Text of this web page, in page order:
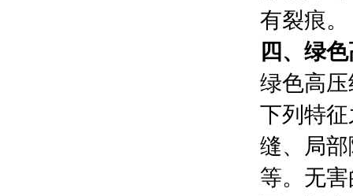
有裂痕。
四、 绿
绿色高
下列特
缝、局
等。无